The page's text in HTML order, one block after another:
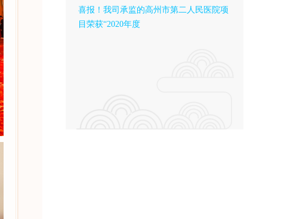
喜报！我司承监的高州市第二人民医院项
目荣获“2020年度